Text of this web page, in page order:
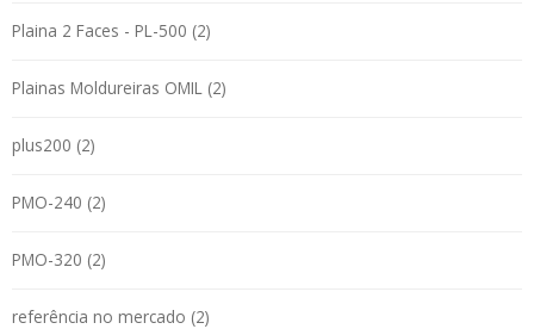
Plaina 2 Faces - PL-500 (2)
Plainas Moldureiras OMIL (2)
plus200 (2)
PMO-240 (2)
PMO-320 (2)
referência no mercado (2)